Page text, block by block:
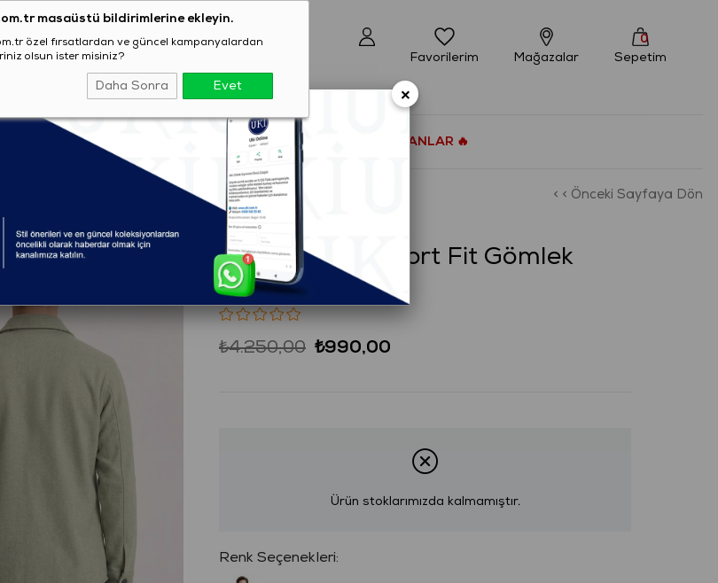
masaüstü bildirimlerine ekleyin.
özel fırsatlardan ve güncel kampanyalardan
olsun ister misiniz?
Daha Sonra Evet
Sepetim
0
Mağazalar
Favorilerim
AYAKKABI T-SHIRT ÇOK SATANLAR 🔥
< < Önceki Sayfaya Dön
(2304C0625279)
SU YEŞİLİ Comfort Fit Gömlek
Ceket
₺4.250,00 ₺990,00
Ürün stoklarımızda kalmamıştır.
:
×